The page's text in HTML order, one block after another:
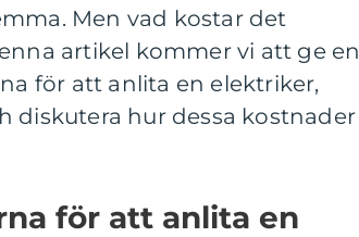
Men vad kostar det
artikel kommer vi att ge en
för att anlita en elektriker,
diskutera hur dessa kostnader
för att anlita en